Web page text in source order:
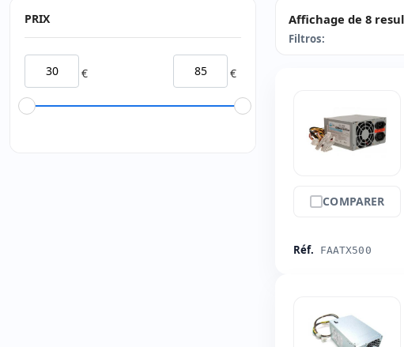
PRIX
€ €
Affichage de 8
Filtros:
COMPARER
Réf. FAATX500